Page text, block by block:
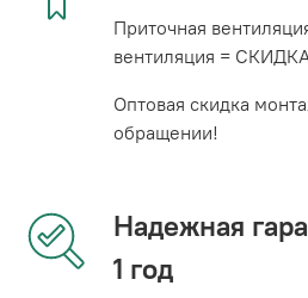
Приточная
вентиляция =
Оптовая скидка
обращении!
Надежная
1 год